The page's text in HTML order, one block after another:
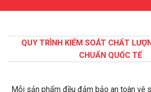
QUY TRÌNH KIỂM SOÁT CHẤT
CHUẨN QUỐC TẾ
Mỗi sản phẩm đều đảm bảo an toàn vệ